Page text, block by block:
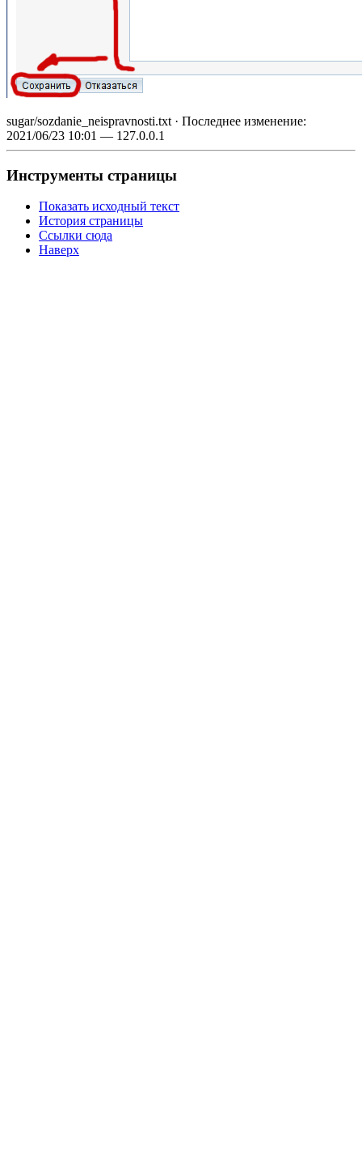
sugar/sozdanie_neispravnosti.txt · Последнее изменение:
2021/06/23 10:01 — 127.0.0.1
Инструменты страницы
Показать исходный текст
История страницы
Ссылки сюда
Наверх